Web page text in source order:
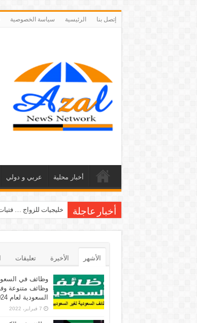
إتصل بنا الرئيسية سياسة الخصوصية
أخبار محلية عربي و دولي
أخبار عاجلة خليجيات للزواج …
الأشهر الأخيرة تعليقات
وظائف متنوعة
السعودية لعام 2024
7 فبراير، 2022